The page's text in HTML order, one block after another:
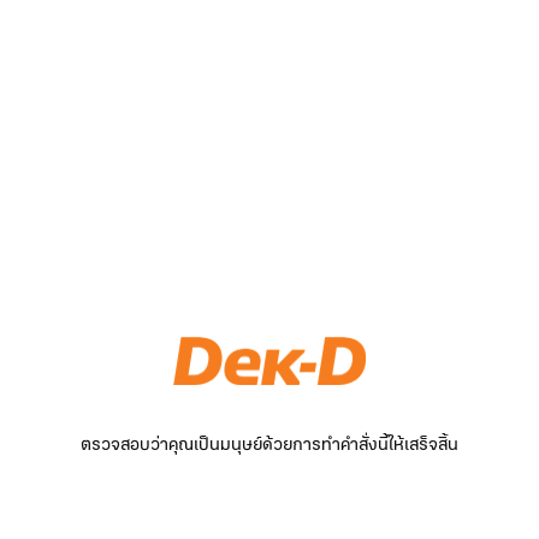
ตรวจสอบว่าคุณเป็นมนุษย์ด้วยการทำคำสั่งนี้ให้เสร็จสิ้น